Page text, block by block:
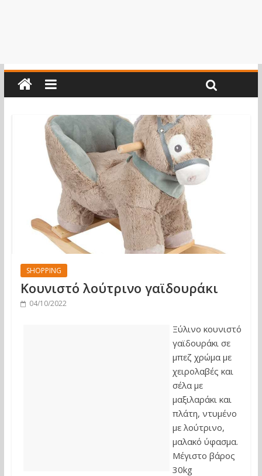
SHOPPING
Κουνιστό λούτρινο γαϊδουράκι
04/10/2022
Ξύλινο κουνιστό
γαϊδουράκι σε
μπεζ χρώμα με
χειρολαβές και
σέλα με
μαξιλαράκι και
πλάτη, ντυμένο
με λούτρινο,
μαλακό ύφασμα.
Μέγιστο βάρος
30kg